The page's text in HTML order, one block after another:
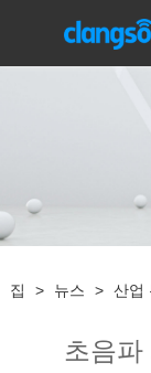
집 > 뉴스 > 산업
초음